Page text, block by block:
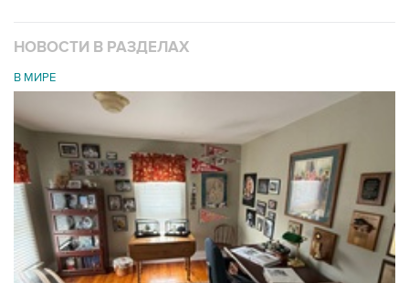
НОВОСТИ В РАЗДЕЛАХ
В МИРЕ